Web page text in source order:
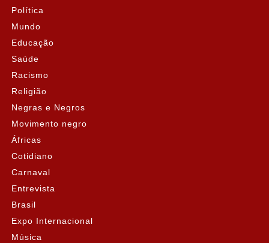
Política
Mundo
Educação
Saúde
Racismo
Religião
Negras e Negros
Movimento negro
Áfricas
Cotidiano
Carnaval
Entrevista
Brasil
Expo Internacional
Música